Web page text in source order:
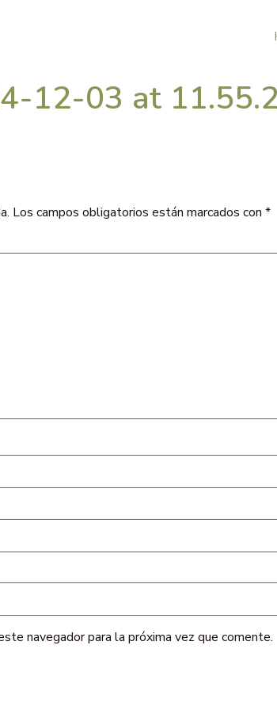
12-03 at
Los campos obligatorios están marcados con *
navegador para la próxima vez que comente.